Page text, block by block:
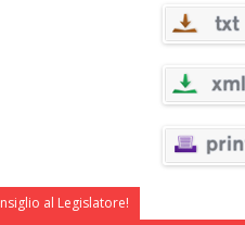
al Legislatore!